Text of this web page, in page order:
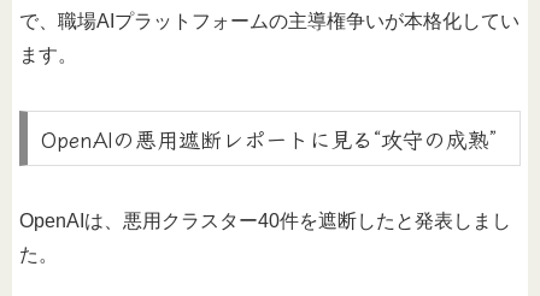
で、職場AIプラットフォームの主導権争いが本格化してい
ます。
OpenAIの悪用遮断レポートに見る“攻守の成熟”
OpenAIは、悪用クラスター40件を遮断したと発表しまし
た。